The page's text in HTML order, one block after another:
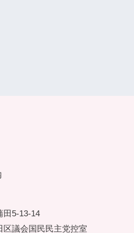
田5-13-14
区議会国民民主党控室